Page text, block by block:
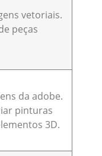
vetoriais.
peças
da adobe.
pinturas
3D.